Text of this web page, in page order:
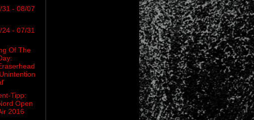
31 - 08/07
24 - 07/31
Of The
Tipp:
Open
2016